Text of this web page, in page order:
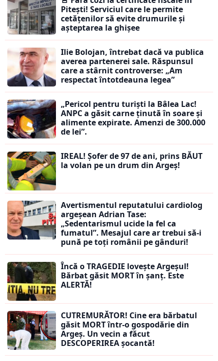
Pitești! Serviciul care le permite
cetățenilor să evite drumurile și
așteptarea la ghișee
Ilie Bolojan, întrebat dacă va publica
averea partenerei sale. Răspunsul
care a stârnit controverse: „Am
respectat întotdeauna legea”
„Pericol pentru turiști la Bâlea Lac!
ANPC a găsit carne ținută în soare și
alimente expirate. Amenzi de 300.000
de lei”.
IREAL! Șofer de 97 de ani, prins BĂUT
la volan pe un drum din Argeș!
Avertismentul reputatului cardiolog
argeșean Adrian Tase:
„Sedentarismul ucide la fel ca
fumatul”. Mesajul care ar trebui să-i
pună pe toți românii pe gânduri!
Încă o TRAGEDIE lovește Argeșul!
Bărbat găsit MORT în șanț. Este
ALERTĂ!
CUTREMURĂTOR! Cine era bărbatul
găsit MORT într-o gospodărie din
Argeș. Un vecin a făcut
DESCOPERIREA șocantă!